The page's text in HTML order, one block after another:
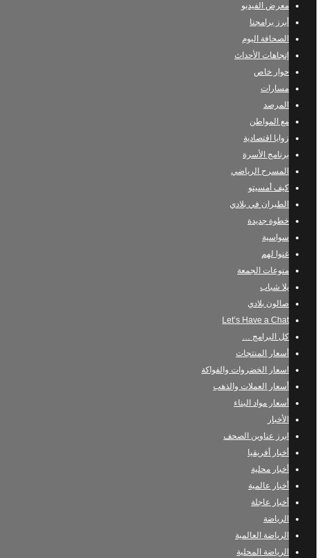
معرض الفيديو
أبرز برامجنا
الصحافة اليوم
إتجاهات الأحداث
حوار خاص
مسارات
المرصد
مع المواطن
زوايا اقتصادية
برنامج الأسرة
المسرح الرياضي
كيف أمسيتو
الطيران في بلادي
خطوة جديدة
سواسية
غنوا لهم
منوعات الجمعة
يلا شباب
صالون بلادي
Let’s Have a Chat
كل البرامج …
أسعار المنتجات
اسعار الخضروات والفواكة
أسعار العملات والذهب
أسعار مواد البناء
الأخبار
ابرز عناوين الصحف
أخبار أفريقيا
أخبار محلية
أخبار عالمية
أخبار عاجلة
الرياضة
الرياضة العالمية
الرياضة المحلية